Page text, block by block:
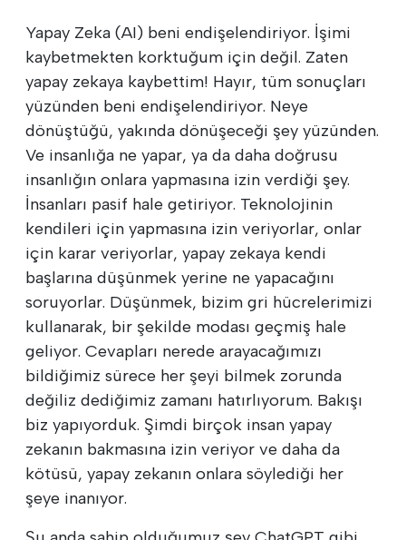
Yapay Zeka (AI) beni endişelendiriyor. İşimi
kaybetmekten korktuğum için değil. Zaten
yapay zekaya kaybettim! Hayır, tüm sonuçları
yüzünden beni endişelendiriyor. Neye
dönüştüğü, yakında dönüşeceği şey yüzünden.
Ve insanlığa ne yapar, ya da daha doğrusu
insanlığın onlara yapmasına izin verdiği şey.
İnsanları pasif hale getiriyor. Teknolojinin
kendileri için yapmasına izin veriyorlar, onlar
için karar veriyorlar, yapay zekaya kendi
başlarına düşünmek yerine ne yapacağını
soruyorlar. Düşünmek, bizim gri hücrelerimizi
kullanarak, bir şekilde modası geçmiş hale
geliyor. Cevapları nerede arayacağımızı
bildiğimiz sürece her şeyi bilmek zorunda
değiliz dediğimiz zamanı hatırlıyorum. Bakışı
biz yapıyorduk. Şimdi birçok insan yapay
zekanın bakmasına izin veriyor ve daha da
kötüsü, yapay zekanın onlara söylediği her
şeye inanıyor.